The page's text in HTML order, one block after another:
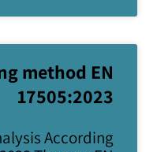
method EN
17505:2023
According